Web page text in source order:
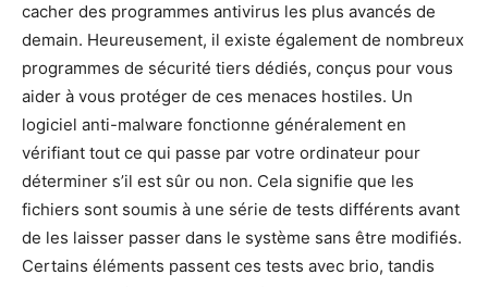
cacher des programmes antivirus les plus avancés de
demain. Heureusement, il existe également de nombreux
programmes de sécurité tiers dédiés, conçus pour vous
aider à vous protéger de ces menaces hostiles. Un
logiciel anti-malware fonctionne généralement en
vérifiant tout ce qui passe par votre ordinateur pour
déterminer s’il est sûr ou non. Cela signifie que les
fichiers sont soumis à une série de tests différents avant
de les laisser passer dans le système sans être modifiés.
Certains éléments passent ces tests avec brio, tandis